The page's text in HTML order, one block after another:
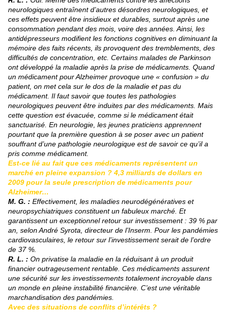
neurologiques entraînent d’autres désordres neurologiques, et
ces effets peuvent être insidieux et durables, surtout après une
consommation pendant des mois, voire des années. Ainsi, les
antidépresseurs modifient les fonctions cognitives en diminuant la
mémoire des faits récents, ils provoquent des tremblements, des
difficultés de concentration, etc. Certains malades de Parkinson
ont développé la maladie après la prise de médicaments. Quand
un médicament pour Alzheimer provoque une « confusion » du
patient, on met cela sur le dos de la maladie et pas du
médicament. Il faut savoir que toutes les pathologies
neurologiques peuvent être induites par des médicaments. Mais
cette question est évacuée, comme si le médicament était
sanctuarisé. En neurologie, les jeunes praticiens apprennent
pourtant que la première question à se poser avec un patient
souffrant d’une pathologie neurologique est de savoir ce qu’il a
pris comme médicament.
Est-ce lié au fait que ces médicaments représentent un
marché en pleine expansion ? 4,3 milliards de dollars en
2009 pour la seule prescription de médicaments pour
Alzheimer…
M. G. : Effectivement, les maladies neurodégénératives et
neuropsychiatriques constituent un fabuleux marché. Et
garantissent un exceptionnel retour sur investissement : 39 % par
an, selon André Syrota, directeur de l’Inserm. Pour les pandémies
cardiovasculaires, le retour sur l’investissement serait de l’ordre
de 37 %.
R. L. : On privatise la maladie en la réduisant à un produit
financier outrageusement rentable. Ces médicaments assurent
une sécurité sur les investissements totalement incroyable dans
un monde en pleine instabilité financière. C’est une véritable
marchandisation des pandémies.
Avec des situations de conflits d’intérêts ?